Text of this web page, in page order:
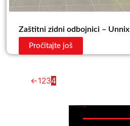
Zaštitni zidni odbojnici – Unnix
Pročitajte još
←1234